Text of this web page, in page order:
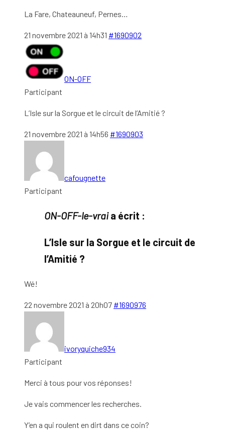
La Fare, Chateauneuf, Pernes…
21 novembre 2021 à 14h31 #1690902
ON-OFF
Participant
L’Isle sur la Sorgue et le circuit de l’Amitié ?
21 novembre 2021 à 14h56 #1690903
cafougnette
Participant
ON-OFF-le-vraia écrit :
L’Isle sur la Sorgue et le circuit de
l’Amitié ?
Wé!
22 novembre 2021 à 20h07 #1690976
ivoryquiche934
Participant
Merci à tous pour vos réponses!
Je vais commencer les recherches.
Y’en a qui roulent en dirt dans ce coin?